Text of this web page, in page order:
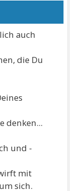
auch
die Du
denken...
und -
mit
sich.